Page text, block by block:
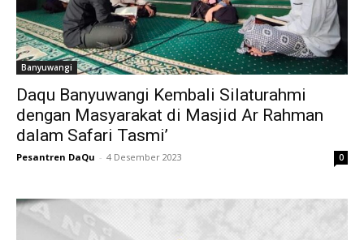
Banyuwangi
Daqu Banyuwangi Kembali Silaturahmi
dengan Masyarakat di Masjid Ar Rahman
dalam Safari Tasmi’
Pesantren DaQu - 4 Desember 2023 0